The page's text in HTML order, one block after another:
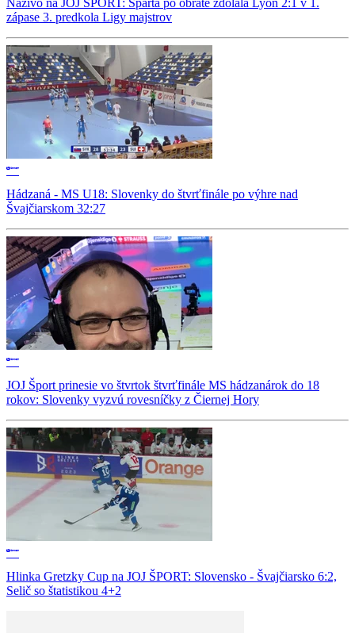
zápase 3. predkola Ligy majstrov
Hádzaná - MS U18: Slovenky do štvrťfinále po výhre nad
Švajčiarskom 32:27
JOJ Šport prinesie vo štvrtok štvrťfinále MS hádzanárok do 18
rokov: Slovenky vyzvú rovesníčky z Čiernej Hory
Hlinka Gretzky Cup na JOJ ŠPORT: Slovensko - Švajčiarsko 6:2,
Selič so štatistikou 4+2